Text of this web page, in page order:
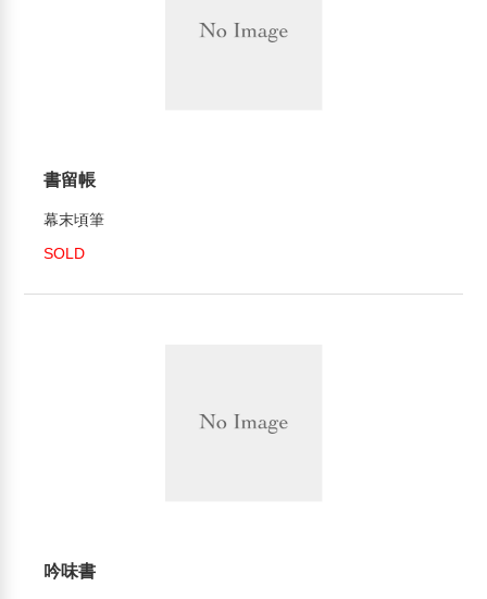
書留帳
幕末頃筆
SOLD
吟味書